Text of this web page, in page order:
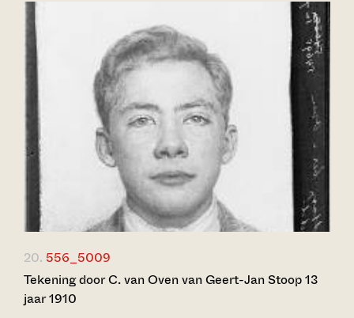
20. 556_5009
Tekening door C. van Oven van Geert-Jan Stoop 13
jaar 1910